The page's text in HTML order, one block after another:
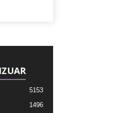
5153
1496